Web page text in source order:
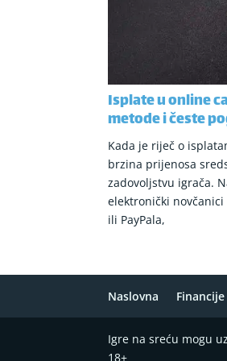
Isplate u online
metode i česte
Kada je riječ o
brzina prijenosa
zadovoljstvu igrača.
elektronički
ili PayPala,
Naslovna Financije
Igre na sreću mogu
18+